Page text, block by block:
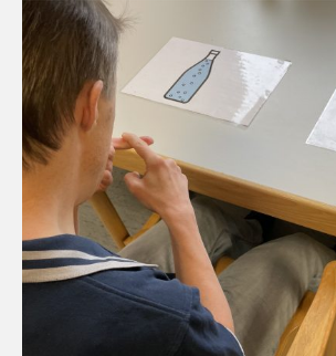
sagt
Sarah
Continue
reading
Nicht
jeder
Morgen
ist
ein
Kaffee-
Morgen